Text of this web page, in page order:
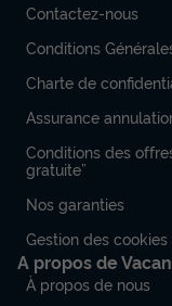
Contactez-nous
Conditions
Charte de
Assurance
Conditions des
gratuite”
Nos garanties
Gestion des cookies
A propos de
À propos de nous